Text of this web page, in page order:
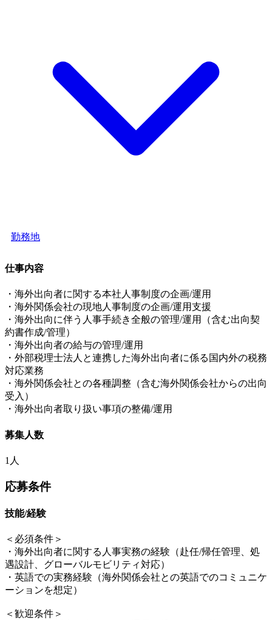
勤務地
仕事内容
・海外出向者に関する本社人事制度の企画/運用
・海外関係会社の現地人事制度の企画/運用支援
・海外出向に伴う人事手続き全般の管理/運用（含む出向契
約書作成/管理）
・海外出向者の給与の管理/運用
・外部税理士法人と連携した海外出向者に係る国内外の税務
対応業務
・海外関係会社との各種調整（含む海外関係会社からの出向
受入）
・海外出向者取り扱い事項の整備/運用
募集人数
1人
応募条件
技能/経験
＜必須条件＞
・海外出向者に関する人事実務の経験（赴任/帰任管理、処
遇設計、グローバルモビリティ対応）
・英語での実務経験（海外関係会社との英語でのコミュニケ
ーションを想定）
＜歓迎条件＞